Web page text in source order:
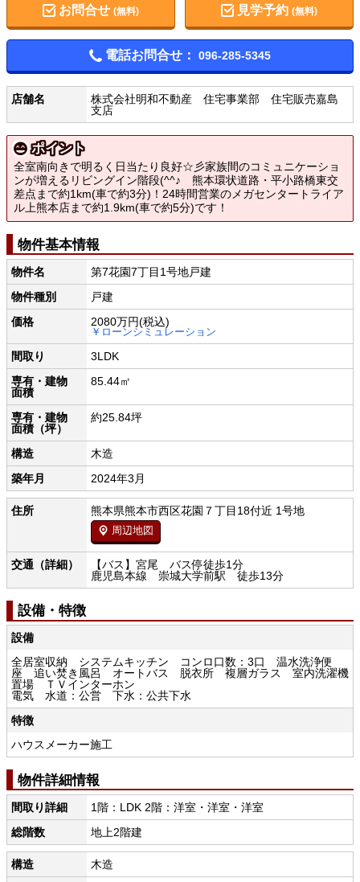
お問合せ (無料) 見学予約(無料)
電話お問合せ： 096-285-5345
店舗名
株式会社明和不動産 住宅事業部 住宅販売嘉島
支店
ポイント
全室南向きで明るく日当たり良好☆彡家族間のコミュニケーショ
ンが増えるリビングイン階段(^^♪ 熊本環状道路・平小路橋東交
差点まで約1km(車で約3分)！24時間営業のメガセンタートライア
ル上熊本店まで約1.9km(車で約5分)です！
物件基本情報
物件名
第7花園7丁目1号地戸建
物件種別
戸建
価格
2080万円(税込)
￥ローンシミュレーション
間取り
3LDK
専有・建物
面積
85.44㎡
専有・建物
面積（坪）
約25.84坪
構造
木造
築年月
2024年3月
住所 熊本県熊本市西区花園７丁目18付近 1号地
周辺地図
交通（詳細）
【バス】宮尾 バス停徒歩1分
鹿児島本線 崇城大学前駅 徒歩13分
設備・特徴
設備
全居室収納 システムキッチン コンロ口数：3口 温水洗浄便
座 追い焚き風呂 オートバス 脱衣所 複層ガラス 室内洗濯機
置場 ＴＶインターホン
電気 水道：公営 下水：公共下水
特徴
ハウスメーカー施工
物件詳細情報
間取り詳細
1階：LDK 2階：洋室・洋室・洋室
総階数
地上2階建
構造
木造